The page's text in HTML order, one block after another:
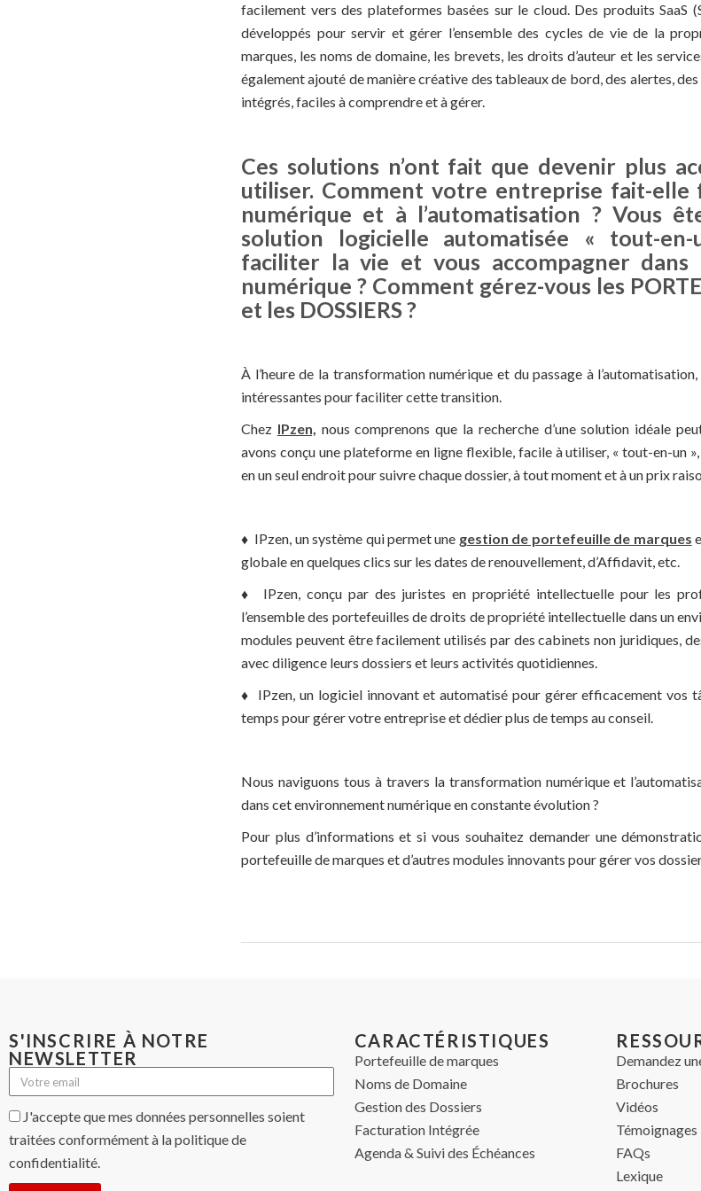
facilement vers des plateformes basées sur le cloud. Des produits SaaS
développés pour servir et gérer l’ensemble des cycles de vie de la
marques, les noms de domaine, les brevets, les droits d’auteur et les
également ajouté de manière créative des tableaux de bord, des alertes,
intégrés, faciles à comprendre et à gérer.
Ces solutions n’ont fait que devenir plus
utiliser. Comment votre entreprise fait-elle
numérique et à l’automatisation ? Vous
solution logicielle automatisée « tout-
faciliter la vie et vous accompagner
numérique ? Comment gérez-vous les
et les DOSSIERS ?
À l’heure de la transformation numérique et du passage à
intéressantes pour faciliter cette transition.
Chez IPzen, nous comprenons que la recherche d’une solution idéale
avons conçu une plateforme en ligne flexible, facile à utiliser, « tout-en-un
en un seul endroit pour suivre chaque dossier, à tout moment et à un prix
♦ IPzen, un système qui permet une gestion de portefeuille de marques
globale en quelques clics sur les dates de renouvellement, d’Affidavit, etc.
♦ IPzen, conçu par des juristes en propriété intellectuelle pour les
l’ensemble des portefeuilles de droits de propriété intellectuelle dans un
modules peuvent être facilement utilisés par des cabinets non juridiques,
avec diligence leurs dossiers et leurs activités quotidiennes.
♦ IPzen, un logiciel innovant et automatisé pour gérer efficacement vos
temps pour gérer votre entreprise et dédier plus de temps au conseil.
Nous naviguons tous à travers la transformation numérique et
dans cet environnement numérique en constante évolution ?
Pour plus d’informations et si vous souhaitez demander une
portefeuille de marques et d’autres modules innovants pour gérer vos
CARACTÉRISTIQUES
Portefeuille de marques
Noms de Domaine
Gestion des Dossiers
Facturation Intégrée
Agenda & Suivi des Échéances
S'INSCRIRE À NOTRE
NEWSLETTER
J'accepte que mes données personnelles soient
traitées conformément à la politique de
confidentialité.
Demandez
Brochures
Vidéos
Témoignages
FAQs
Lexique